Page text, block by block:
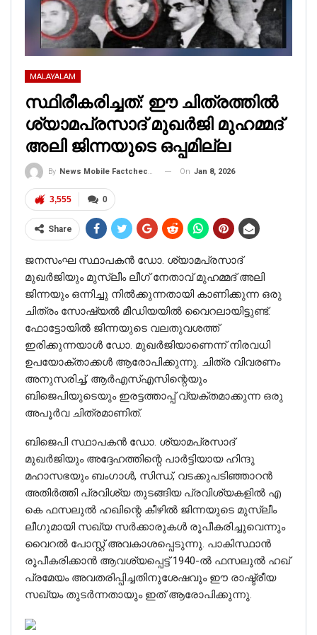
MALAYALAM
സ്ഥിരീകരിച്ചത്: ഈ ചിത്രത്തില്‍
ശ്യാമപ്രസാദ് മുഖര്‍ജി മുഹമ്മദ്
അലി ജിന്നയുടെ ഒപ്പമില്ല
By News Mobile Factcheck Bureau On Jan 8, 2026
0
3,555
Share
ജനസംഘ സ്ഥാപകൻ ഡോ. ശ്യാമപ്രസാദ്
മുഖർജിയും മുസ്ലീം ലീഗ് നേതാവ് മുഹമ്മദ് അലി
ജിന്നയും ഒന്നിച്ചു നിൽക്കുന്നതായി കാണിക്കുന്ന ഒരു
ചിത്രം സോഷ്യൽ മീഡിയയിൽ വൈറലായിട്ടുണ്ട്.
ഫോട്ടോയിൽ ജിന്നയുടെ വലതുവശത്ത്
ഇരിക്കുന്നയാൾ ഡോ. മുഖർജിയാണെന്ന് നിരവധി
ഉപയോക്താക്കൾ ആരോപിക്കുന്നു. ചിത്ര വിവരണം
അനുസരിച്ച്, ആർ‌എസ്‌എസിന്റെയും
ബിജെപിയുടെയും ഇരട്ടത്താപ്പ് വ്യക്തമാക്കുന്ന ഒരു
അപൂർവ ചിത്രമാണിത്.
ബിജെപി സ്ഥാപകൻ ഡോ. ശ്യാമപ്രസാദ്
മുഖർജിയും അദ്ദേഹത്തിന്റെ പാർട്ടിയായ ഹിന്ദു
മഹാസഭയും ബംഗാൾ, സിന്ധ്, വടക്കുപടിഞ്ഞാറൻ
അതിർത്തി പ്രവിശ്യ തുടങ്ങിയ പ്രവിശ്യകളിൽ എ
കെ ഫസലുൽ ഹഖിന്റെ കീഴിൽ ജിന്നയുടെ മുസ്ലീം
ലീഗുമായി സഖ്യ സർക്കാരുകൾ രൂപീകരിച്ചുവെന്നും
വൈറൽ പോസ്റ്റ് അവകാശപ്പെടുന്നു. പാകിസ്ഥാൻ
രൂപീകരിക്കാൻ ആവശ്യപ്പെട്ട് 1940-ൽ ഫസലുൽ ഹഖ്
പ്രമേയം അവതരിപ്പിച്ചതിനുശേഷവും ഈ രാഷ്ട്രീയ
സഖ്യം തുടർന്നതായും ഇത് ആരോപിക്കുന്നു.